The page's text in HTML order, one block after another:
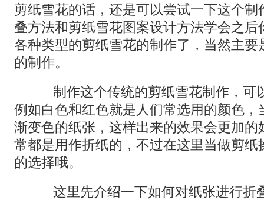
剪纸雪花的话，还是可以尝试一下这个制
叠方法和剪纸雪花图案设计方法学会之后
各种类型的剪纸雪花的制作了，当然主要
的制作。
制作这个传统的剪纸雪花制作，可
例如白色和红色就是人们常选用的颜色，
渐变色的纸张，这样出来的效果会更加的
常都是用作折纸的，不过在这里当做剪纸
的选择哦。
这里先介绍一下如何对纸张进行折